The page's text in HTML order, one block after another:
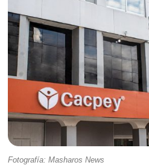
Fotografía: Masharos News